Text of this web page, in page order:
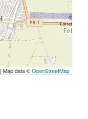
| Map data ©OpenStreetMap